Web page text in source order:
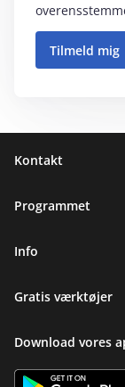
Sidefod
Kontakt
Programmet
Info
Gratis værktøjer
Download vores